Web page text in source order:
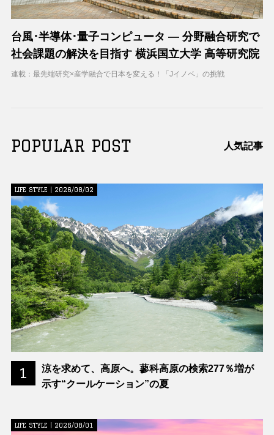
台風･半導体･量子コンピュータ ― 分野融合研究で
社会課題の解決を目指す 横浜国立大学 高等研究院
連載：最先端研究×産学融合で日本を変える！「Jイノベ」の挑戦
POPULAR POST 人気記事
1
LIFE STYLE | 2026/08/02
涼を求めて、高原へ。蓼科高原の検索277％増が
示す“クールケーション”の夏
LIFE STYLE | 2026/08/01